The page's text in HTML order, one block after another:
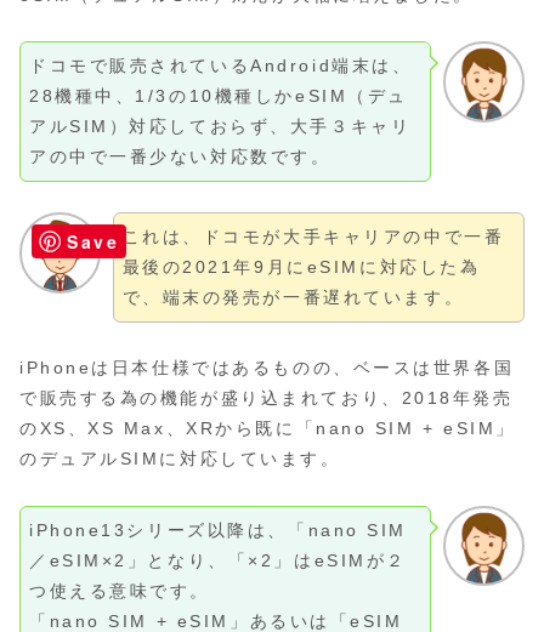
ドコモで販売されているAndroid端末は、
28機種中、1/3の10機種しかeSIM（デュ
アルSIM）対応しておらず、大手３キャリ
アの中で一番少ない対応数です。
これは、ドコモが大手キャリアの中で一番
最後の2021年9月にeSIMに対応した為
で、端末の発売が一番遅れています。
iPhoneは日本仕様ではあるものの、ベースは世界各国
で販売する為の機能が盛り込まれており、2018年発売
のXS、XS Max、XRから既に「nano SIM + eSIM」
のデュアルSIMに対応しています。
iPhone13シリーズ以降は、「nano SIM
／eSIM×2」となり、「×2」はeSIMが２
つ使える意味です。
「nano SIM + eSIM」あるいは「eSIM
Save